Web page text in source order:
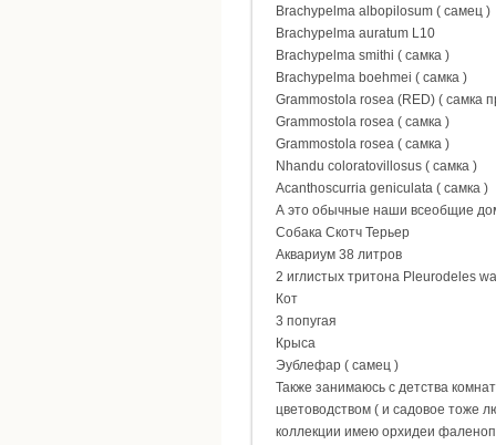
Brachypelma albopilosum ( самец )
Brachypelma auratum L10
Brachypelma smithi ( самка )
Brachypelma boehmei ( самка )
Grammostola rosea (RED) ( самка
Grammostola rosea ( самка )
Grammostola rosea ( самка )
Nhandu coloratovillosus ( самка )
Acanthoscurria geniculata ( самка )
А это обычные наши всеобщие
Собака Скотч Терьер
Аквариум 38 литров
2 иглистых тритона Pleurodeles
Кот
3 попугая
Крыса
Эублефар ( самец )
Также занимаюсь с детства
цветоводством ( и садовое тоже
коллекции имею орхидеи